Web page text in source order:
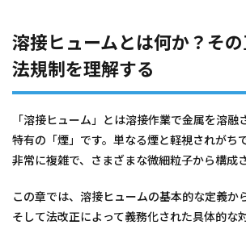
溶接ヒュームとは何か？そ
法規制を理解する
「溶接ヒューム」とは溶接作業で金属を溶融
特有の「煙」です。単なる煙と軽視されがち
非常に複雑で、さまざまな微細粒子から構成
この章では、溶接ヒュームの基本的な定義か
そして法改正によって義務化された具体的な